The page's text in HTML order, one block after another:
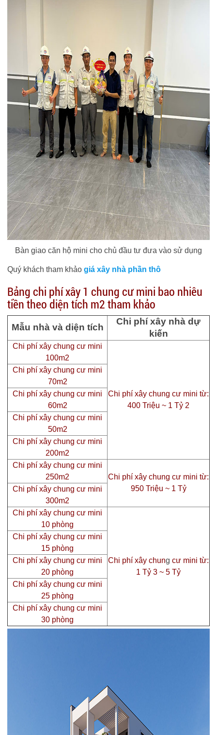
Bàn giao căn hộ mini cho chủ đầu tư đưa vào sử dụng
Quý khách tham khảo giá xây nhà phần thô
Bảng chi phí xây 1 chung cư mini bao nhiêu
tiền theo diện tích m2 tham khảo
Mẫu nhà và diện tích
Chi phí xây nhà dự
kiến
Chi phí xây chung cư mini
100m2
Chi phí xây chung cư mini từ:
400 Triệu ~ 1 Tỷ 2
Chi phí xây chung cư mini
70m2
Chi phí xây chung cư mini
60m2
Chi phí xây chung cư mini
50m2
Chi phí xây chung cư mini
200m2
Chi phí xây chung cư mini
250m2
Chi phí xây chung cư mini từ:
950 Triệu ~ 1 Tỷ
Chi phí xây chung cư mini
300m2
Chi phí xây chung cư mini
10 phòng
Chi phí xây chung cư mini từ:
1 Tỷ 3 ~ 5 Tỷ
Chi phí xây chung cư mini
15 phòng
Chi phí xây chung cư mini
20 phòng
Chi phí xây chung cư mini
25 phòng
Chi phí xây chung cư mini
30 phòng